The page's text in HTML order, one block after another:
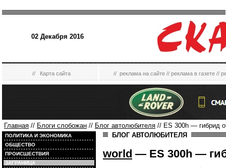
02 Декабря 2016
//Карта сайта //реклама на сайте//реклама в газете//
Главная // Блоги слобожан // Блог автолюбителя // ES 300h — гибрид
ПОЛИТИКА И ЭКОНОМИКА
ОБЩЕСТВО
ПРОИСШЕСТВИЯ
ЗАГРАНИЦА
БЛОГ АВТОЛЮБИТЕЛЯ
world — ES 300h —